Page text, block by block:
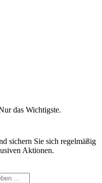
das Wichtigste.
sichern Sie sich regelmäßig
Aktionen.